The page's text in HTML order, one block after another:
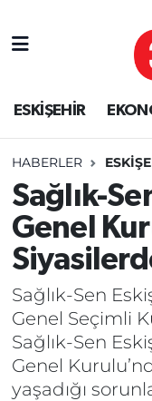
ESKİŞEHİR
HABERLER
Sağlık-
Genel
Sağlık-Sen
Genel Seçimli
Sağlık-Sen
Genel
yaşadığı